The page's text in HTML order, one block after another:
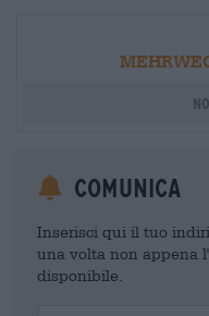
Comunica
Inserisci qui il tuo
una volta non appena
disponibile.